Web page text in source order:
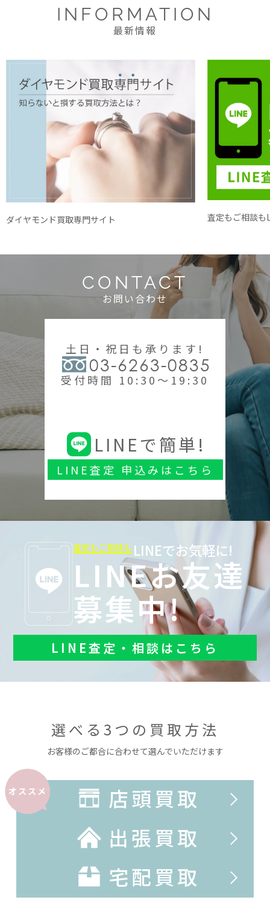
INFORMATION
最新情報
ダイヤモンド買取専門サイト 査定もご相談も
CONTACT
お問い合わせ
土日・祝日も承ります!
03-6263-0835
受付時間 10:30～19:30
LINEで簡単!
LINE査定 申込みはこちら
査定もご相談も LINEでお気軽に!
LINEお友達
募集中!
LINE査定・相談はこちら
選べる3つの買取方法
お客様のご都合に合わせて選んでいただけます
オススメ
店頭買取
出張買取
宅配買取